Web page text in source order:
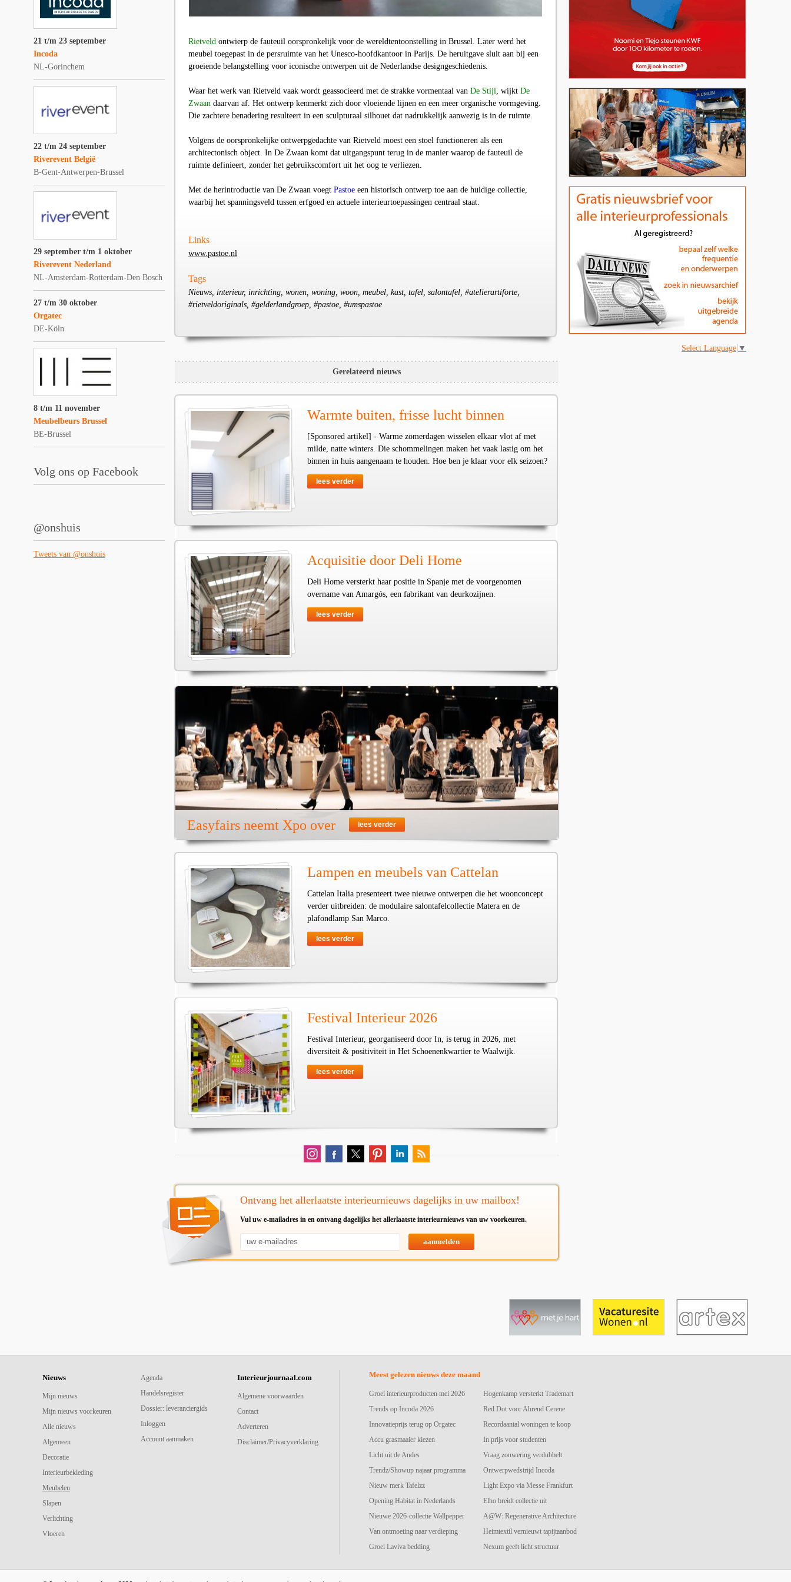
21 t/m 23 september
Incoda
NL-Gorinchem
22 t/m 24 september
Riverevent België
B-Gent-Antwerpen-Brussel
29 september t/m 1 oktober
Riverevent Nederland
NL-Amsterdam-Rotterdam-Den Bosch
27 t/m 30 oktober
Orgatec
DE-Köln
8 t/m 11 november
Meubelbeurs Brussel
BE-Brussel
Volg ons op Facebook
@onshuis
Tweets van @onshuis
Rietveld ontwierp de fauteuil oorspronkelijk voor de wereldtentoonstelling in Brussel. Later werd het
meubel toegepast in de persruimte van het Unesco-hoofdkantoor in Parijs. De heruitgave sluit aan bij een
groeiende belangstelling voor iconische ontwerpen uit de Nederlandse designgeschiedenis.
Waar het werk van Rietveld vaak wordt geassocieerd met de strakke vormentaal van De Stijl, wijkt De
Zwaan daarvan af. Het ontwerp kenmerkt zich door vloeiende lijnen en een meer organische vormgeving.
Die zachtere benadering resulteert in een sculpturaal silhouet dat nadrukkelijk aanwezig is in de ruimte.
Volgens de oorspronkelijke ontwerpgedachte van Rietveld moest een stoel functioneren als een
architectonisch object. In De Zwaan komt dat uitgangspunt terug in de manier waarop de fauteuil de
ruimte definieert, zonder het gebruikscomfort uit het oog te verliezen.
Met de herintroductie van De Zwaan voegt Pastoe een historisch ontwerp toe aan de huidige collectie,
waarbij het spanningsveld tussen erfgoed en actuele interieurtoepassingen centraal staat.
Links
www.pastoe.nl
Tags
Nieuws, interieur, inrichting, wonen, woning, woon, meubel, kast, tafel, salontafel, #atelierartiforte,
#rietveldoriginals, #gelderlandgroep, #pastoe, #umspastoe
Gerelateerd nieuws
Warmte buiten, frisse lucht binnen
[Sponsored artikel] - Warme zomerdagen wisselen elkaar vlot af met
milde, natte winters. Die schommelingen maken het vaak lastig om het
binnen in huis aangenaam te houden. Hoe ben je klaar voor elk seizoen?
lees verder
Acquisitie door Deli Home
Deli Home versterkt haar positie in Spanje met de voorgenomen
overname van Amargós, een fabrikant van deurkozijnen.
lees verder
Easyfairs neemt Xpo over lees verder
Lampen en meubels van Cattelan
Cattelan Italia presenteert twee nieuwe ontwerpen die het woonconcept
verder uitbreiden: de modulaire salontafelcollectie Matera en de
plafondlamp San Marco.
lees verder
Festival Interieur 2026
Festival Interieur, georganiseerd door In, is terug in 2026, met
diversiteit & positiviteit in Het Schoenenkwartier te Waalwijk.
lees verder
Ontvang het allerlaatste interieurnieuws dagelijks in uw mailbox!
Vul uw e-mailadres in en ontvang dagelijks het allerlaatste interieurnieuws van uw voorkeuren.
aanmelden
Select Language ▼
Nieuws
Mijn nieuws
Mijn nieuws voorkeuren
Alle nieuws
Algemeen
Decoratie
Interieurbekleding
Meubelen
Slapen
Verlichting
Vloeren
Agenda
Handelsregister
Dossier: leveranciergids
Inloggen
Account aanmaken
Interieurjournaal.com
Algemene voorwaarden
Contact
Adverteren
Disclaimer/Privacyverklaring
Meest gelezen nieuws deze maand
Groei interieurproducten mei 2026
Trends op Incoda 2026
Innovatieprijs terug op Orgatec
Accu grasmaaier kiezen
Licht uit de Andes
Trendz/Showup najaar programma
Nieuw merk Tafelzz
Opening Habitat in Nederlands
Nieuwe 2026-collectie Wallpepper
Van ontmoeting naar verdieping
Groei Laviva bedding
Hogenkamp versterkt Trademart
Red Dot voor Ahrend Cerene
Recordaantal woningen te koop
In prijs voor studenten
Vraag zonwering verdubbelt
Ontwerpwedstrijd Incoda
Light Expo via Messe Frankfurt
Elho breidt collectie uit
A@W: Regenerative Architecture
Heimtextil vernieuwt tapijtaanbod
Nexum geeft licht structuur